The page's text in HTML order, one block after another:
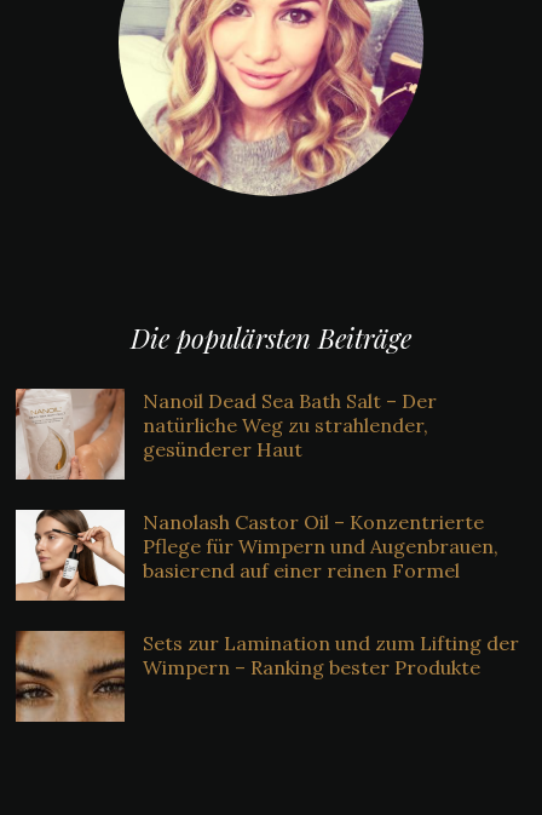
Die populärsten Beiträge
Nanoil Dead Sea Bath Salt – Der
natürliche Weg zu strahlender,
gesünderer Haut
Nanolash Castor Oil – Konzentrierte
Pflege für Wimpern und Augenbrauen,
basierend auf einer reinen Formel
Sets zur Lamination und zum Lifting der
Wimpern – Ranking bester Produkte